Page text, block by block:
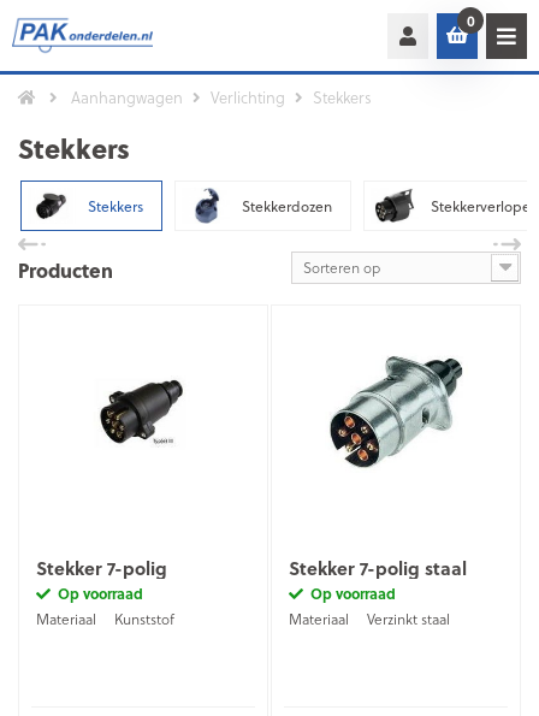
0
Aanhangwagen Verlichting Stekkers
Stekkers
Stekkers Stekkerdozen Stekkerverlopen
Producten Sorteren op
Stekker 7-polig
Op voorraad
Materiaal
Kunststof
Stekker 7-polig staal
Op voorraad
Materiaal
Verzinkt staal